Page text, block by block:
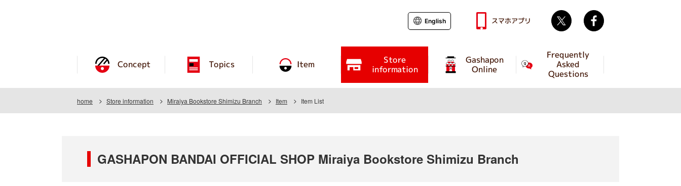
Concept Topics Item Store
information
Gashapon
Online
Frequently
Asked
Questions
English スマホアプリ Twitter
home Store information Miraiya Bookstore Shimizu Branch Item Item List
GASHAPON BANDAI OFFICIAL SHOP Miraiya Bookstore Shimizu Branch